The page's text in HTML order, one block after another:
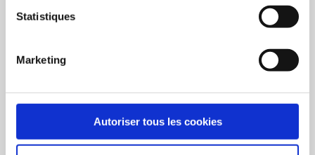
Statistiques
Marketing
Autoriser tous les cookies
mai 2023
janvier 2023